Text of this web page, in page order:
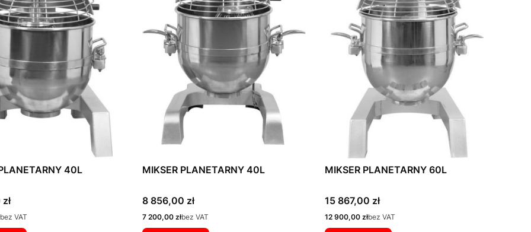
40L
bez VAT
MIKSER PLANETARNY 40L
Cena
8 856,00 zł
Cena
7 200,00 złbez VAT
MIKSER PLANETARNY 60L
Cena
15 867,00 zł
Cena
12 900,00 złbez VAT